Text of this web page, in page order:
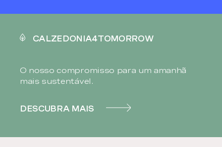
CALZEDONIA4TOMORROW
O nosso compromisso para um amanhã
mais sustentável.
DESCUBRA MAIS